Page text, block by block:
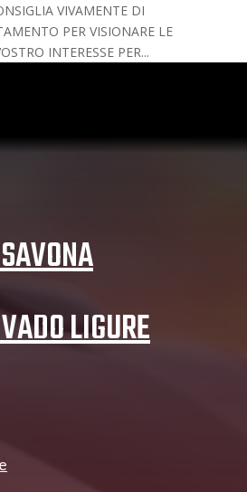
VIVAMENTE DI
PER VISIONARE LE
INTERESSE PER...
LIGURE